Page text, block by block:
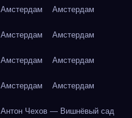
Амстердам Амстердам
Амстердам Амстердам
Амстердам Амстердам
Амстердам Амстердам
Антон Чехов — Вишнёвый сад